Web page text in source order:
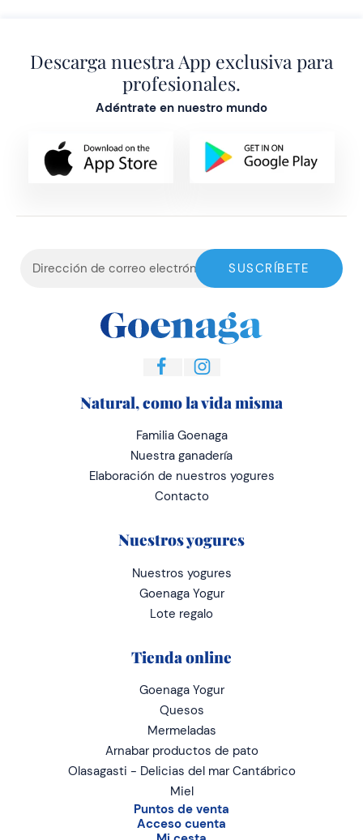
Descarga nuestra App exclusiva para
profesionales.
Adéntrate en nuestro mundo
Natural, como la vida misma
Familia Goenaga
Nuestra ganadería
Elaboración de nuestros yogures
Contacto
Nuestros yogures
Nuestros yogures
Goenaga Yogur
Lote regalo
Tienda online
Goenaga Yogur
Quesos
Mermeladas
Arnabar productos de pato
Olasagasti - Delicias del mar Cantábrico
Miel
Puntos de venta
Acceso cuenta